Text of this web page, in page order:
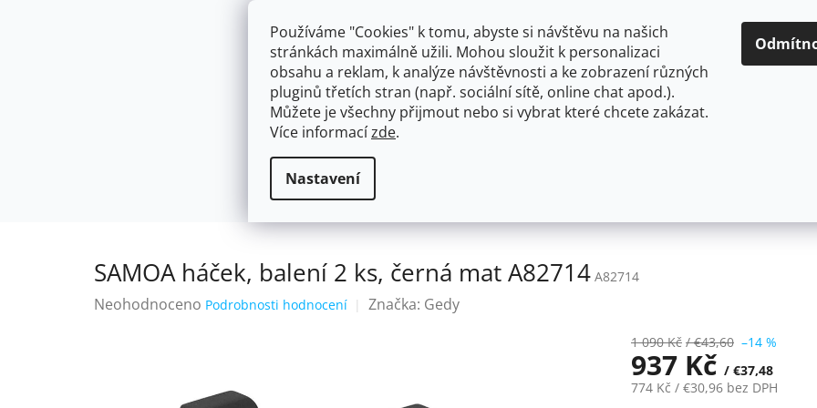
Používáme "Cookies" k tomu, abyste si návštěvu na našich
stránkách maximálně užili. Mohou sloužit k personalizaci
obsahu a reklam, k analýze návštěvnosti a ke zobrazení různých
pluginů třetích stran (např. sociální sítě, online chat apod.).
Můžete je všechny přijmout nebo si vybrat které chcete zakázat.
Více informacízde.
Nastavení
HLEDAT
NÁSTĚNNÉ 150/100MM SE SPRCHOU
Háčky a věšáky na útěrky a ručníky
SAMOA háček, balení 2 ks, černá mat A82714 A82714
Průměrné
Neohodnoceno Podrobnosti hodnocení Značka: Gedy
1 090 Kč / €43,60 –14 %
937 Kč / €37,48
774 Kč / €30,96 bez DPH